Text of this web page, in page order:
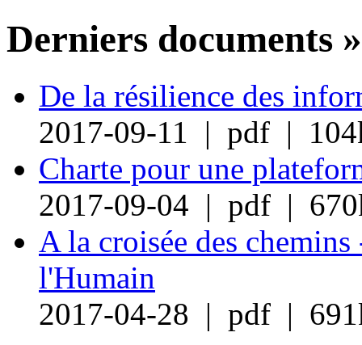
Derniers documents »
De la résilience des
2017-09-11 | pdf |
Charte pour une
2017-09-04 | pdf |
A la croisée des
l'Humain
2017-04-28 | pdf |